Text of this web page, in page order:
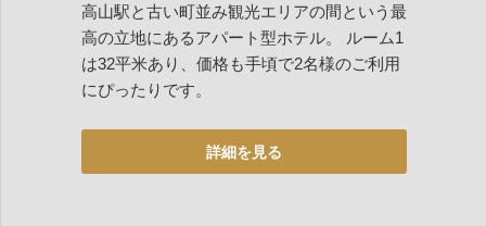
高山駅と古い町並み観光エリアの間という最
高の立地にあるアパート型ホテル。 ルーム1
は32平米あり、価格も手頃で2名様のご利用
にぴったりです。